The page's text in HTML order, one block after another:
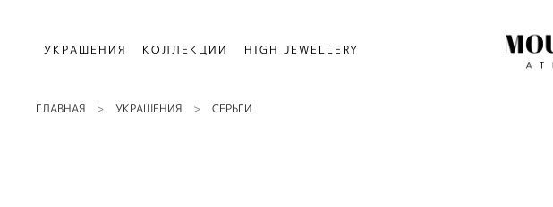
УКРАШЕНИЯ КОЛЛЕКЦИИ HIGH JEWELLERY
ГЛАВНАЯ УКРАШЕНИЯ СЕРЬГИ